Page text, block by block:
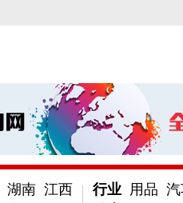
湖南 江西
行业 用品